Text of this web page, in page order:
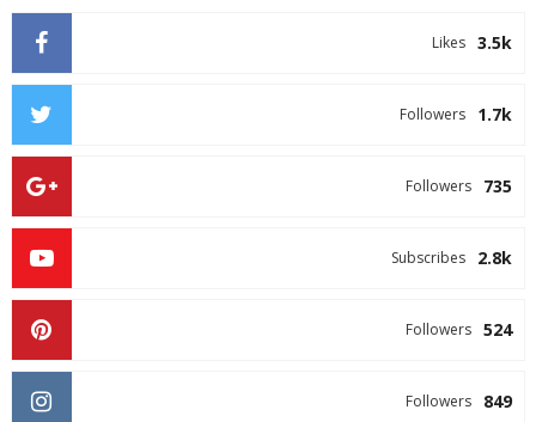
3.5k
Likes
1.7k
Followers
735
Followers
2.8k
Subscribes
524
Followers
849
Followers